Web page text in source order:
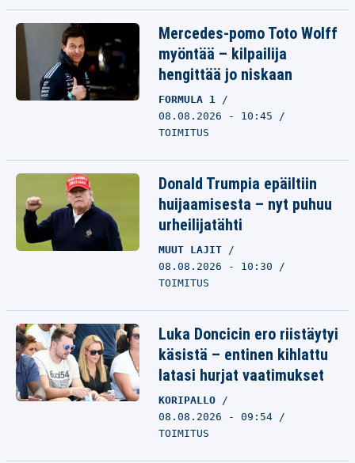
Mercedes-pomo Toto Wolff
myöntää – kilpailija
hengittää jo niskaan
FORMULA 1
08.08.2026 - 10:45
TOIMITUS
Donald Trumpia epäiltiin
huijaamisesta – nyt puhuu
urheilijatähti
MUUT LAJIT
08.08.2026 - 10:30
TOIMITUS
Luka Doncicin ero riistäytyi
käsistä – entinen kihlattu
latasi hurjat vaatimukset
KORIPALLO
08.08.2026 - 09:54
TOIMITUS